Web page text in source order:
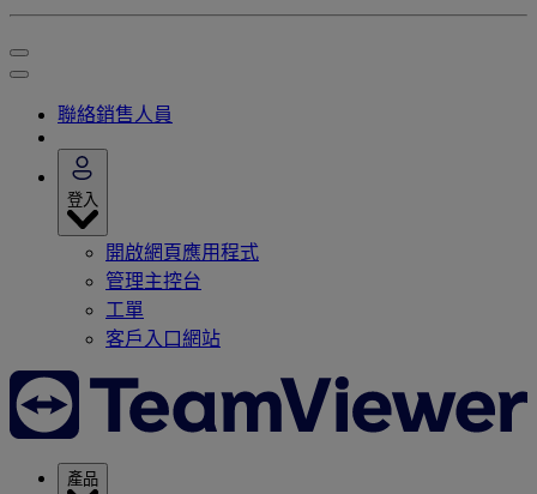
聯絡銷售人員
登入
開啟網頁應用程式
管理主控台
工單
客戶入口網站
產品